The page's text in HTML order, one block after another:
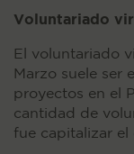
Voluntariado
El voluntariado
Marzo suele ser
proyectos en el
cantidad de
fue capitalizar el